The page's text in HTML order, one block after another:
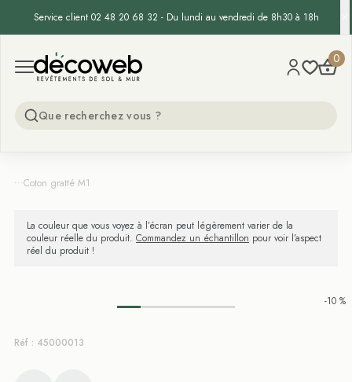
Service client 02 48 20 68 32 - Du lundi au vendredi de 8h30 à 18h
Open menu
Decoweb 0
...Coton gratté M1
La couleur que vous voyez à l’écran peut légèrement varier de la
couleur réelle du produit. Commandez un échantillon pour voir l’aspect
réel du produit !
-10 %
Réf : 45000013